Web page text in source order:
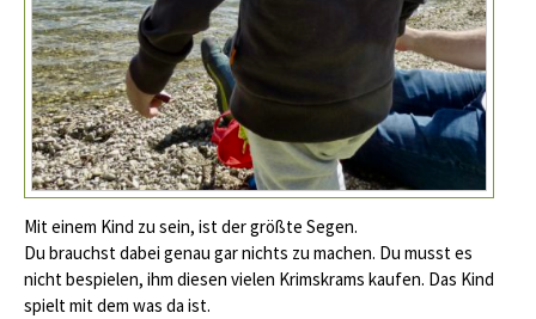
Mit einem Kind zu sein, ist der größte Segen.
Du brauchst dabei genau gar nichts zu machen. Du musst es
nicht bespielen, ihm diesen vielen Krimskrams kaufen. Das Kind
spielt mit dem was da ist.